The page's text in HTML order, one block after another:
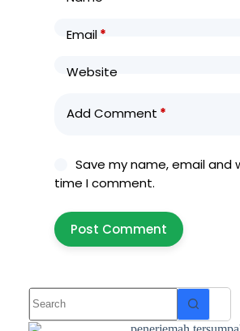
Email*
Website
Add Comment *
Save my name, email
time I comment.
Post Comment